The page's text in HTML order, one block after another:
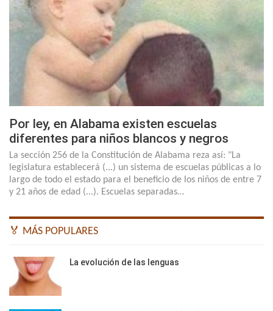
Por ley, en Alabama existen escuelas
diferentes para niños blancos y negros
La sección 256 de la Constitución de Alabama reza así: "La
legislatura establecerá (...) un sistema de escuelas públicas a lo
largo de todo el estado para el beneficio de los niños de entre 7
y 21 años de edad (...). Escuelas separadas…
🏅 MÁS POPULARES
La evolución de las lenguas